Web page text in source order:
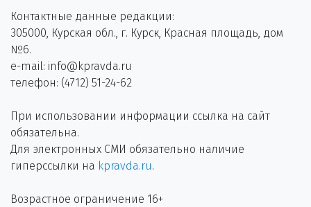
Контактные данные редакции:
305000, Курская обл., г. Курск, Красная площадь, дом
№6.
e-mail: info@kpravda.ru
телефон: (4712) 51-24-62
При использовании информации ссылка на сайт
обязательна.
Для электронных СМИ обязательно наличие
гиперссылки на kpravda.ru.
Возрастное ограничение 16+